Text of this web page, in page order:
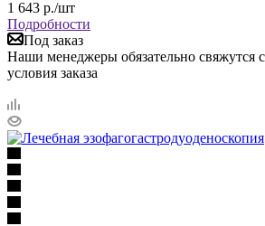
1 643 р./шт
Подробности
Под заказ
Наши менеджеры обязательно свяжутся
условия заказа